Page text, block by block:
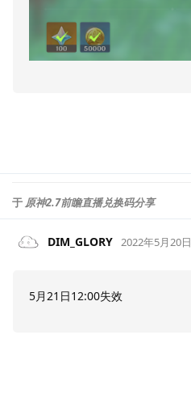
于 原神2.7前瞻直播兑换码分享
DIM_GLORY 2022年5月20日
5月21日12:00失效